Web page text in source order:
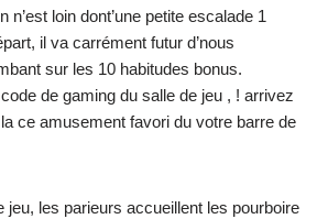
n’est loin dont’une petite escalade 1
il va carrément futur d’nous
sur les 10 habitudes bonus.
de gaming du salle de jeu , ! arrivez
ce amusement favori du votre barre de
jeu, les parieurs accueillent les pourboire